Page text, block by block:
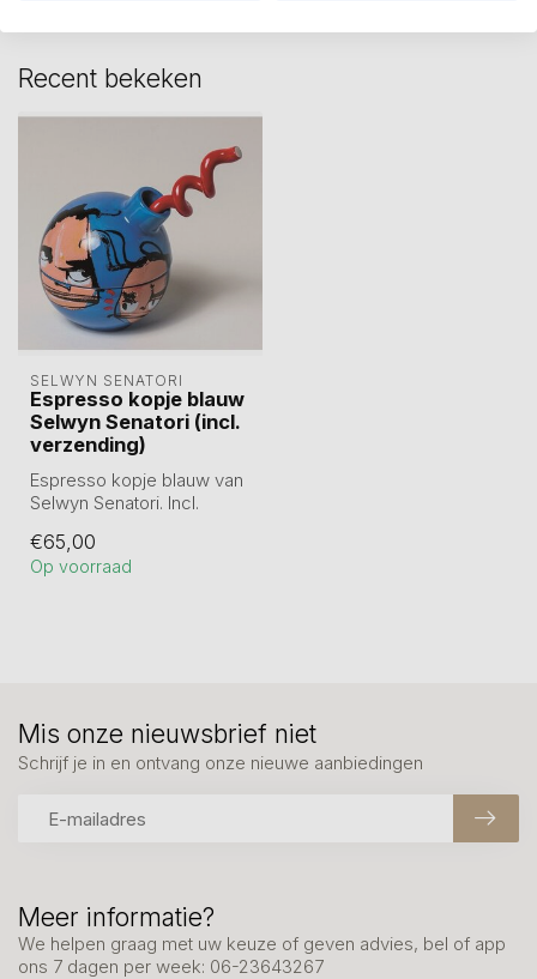
Recent bekeken
SELWYN SENATORI
Espresso kopje blauw
Selwyn Senatori (incl.
verzending)
Espresso kopje blauw van
Selwyn Senatori. Incl.
L 11 x B 7 ...
€65,00
Op voorraad
Meer informatie?
We helpen graag met uw keuze of geven advies, bel of app
ons 7 dagen per week: 06-23643267
Mis onze nieuwsbrief niet
Schrijf je in en ontvang onze nieuwe aanbiedingen